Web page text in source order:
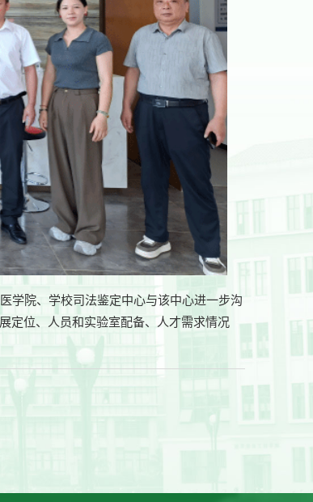
学院、学校司法鉴定中心与该中心进一步沟
定位、人员和实验室配备、人才需求情况